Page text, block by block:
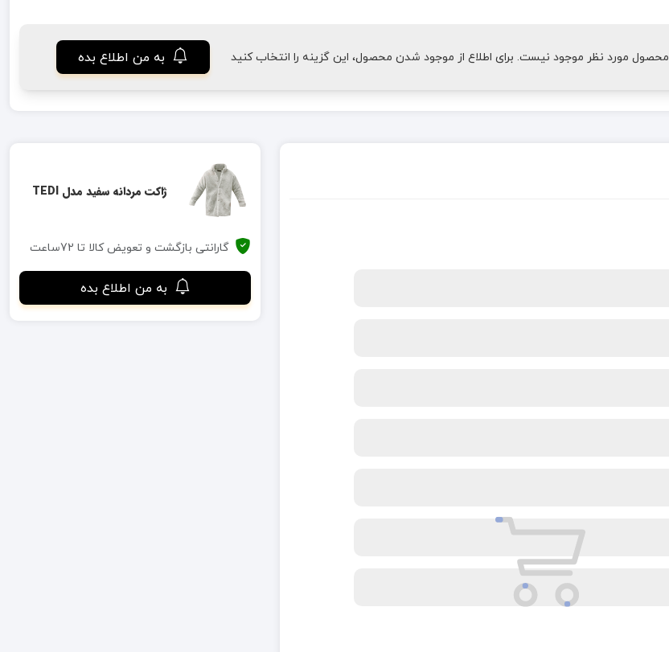
محصول مورد نظر موجود نیست. برای اطلاع از موجود شدن محصول، این گزینه را انتخاب کنید به من اطلاع بده
ژاکت مردانه سفید مدل TEDI
گارانتی بازگشت و تعویض کالا تا 72ساعت
به من اطلاع بده